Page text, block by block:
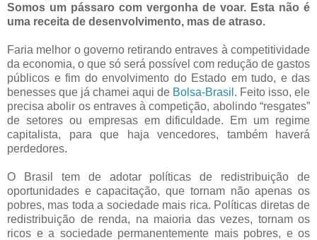
Somos um pássaro com vergonha de voar. Esta não é
uma receita de desenvolvimento, mas de atraso.
Faria melhor o governo retirando entraves à competitividade
da economia, o que só será possível com redução de gastos
públicos e fim do envolvimento do Estado em tudo, e das
benesses que já chamei aqui de Bolsa-Brasil . Feito isso, ele
precisa abolir os entraves à competição, abolindo “resgates”
de setores ou empresas em dificuldade. Em um regime
capitalista, para que haja vencedores, também haverá
perdedores.
O Brasil tem de adotar políticas de redistribuição de
oportunidades e capacitação, que tornam não apenas os
pobres, mas toda a sociedade mais rica. Políticas diretas de
redistribuição de renda, na maioria das vezes, tornam os
ricos e a sociedade permanentemente mais pobres, e os